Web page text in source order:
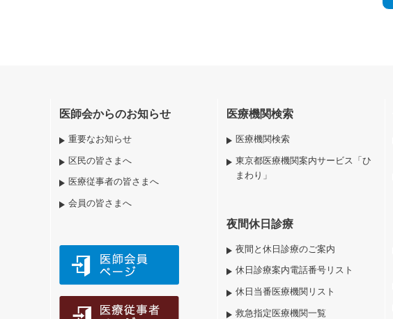
医師会からのお知らせ
重要なお知らせ
区民の皆さまへ
医療従事者の皆さまへ
会員の皆さまへ
医療機関検索
医療機関検索
東京都医療機関案内サービス「ひ
まわり」
夜間休日診療
夜間と休日診療のご案内
休日診療案内電話番号リスト
休日当番医療機関リスト
救急指定医療機関一覧